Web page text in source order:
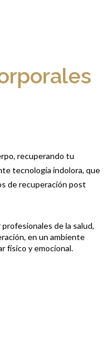
recuperando tu
tecnología indolora, que
de recuperación post
de la salud,
en un ambiente
físico y emocional.